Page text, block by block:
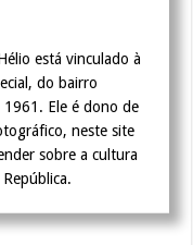
está vinculado à
do bairro
Ele é dono de
neste site
sobre a cultura